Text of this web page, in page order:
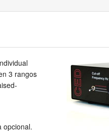
3 rangos
opcional.